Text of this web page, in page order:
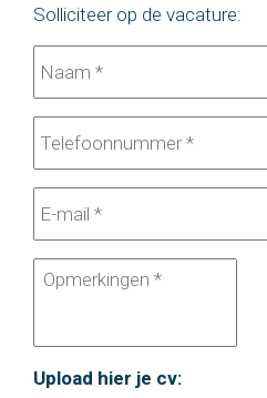
Solliciteer op de vacature:
Upload hier je cv: